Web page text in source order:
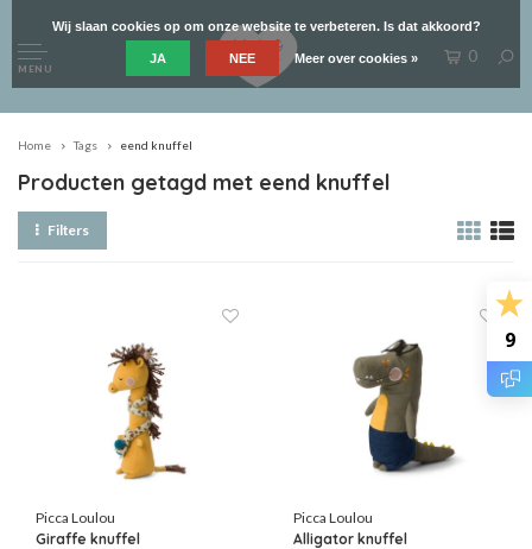
9
MENU
0
Home Tags eend knuffel
Producten getagd met eend knuffel
Filters
Picca Loulou
Giraffe knuffel
Picca Loulou
Alligator knuffel
Wij slaan cookies op om onze website te verbeteren. Is dat akkoord?
JA NEE Meer over cookies »